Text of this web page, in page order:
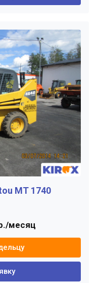
МT 1740
месяц